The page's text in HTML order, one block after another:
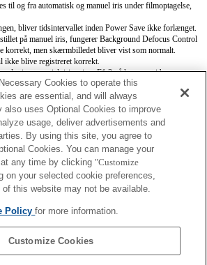
til og fra automatisk og manuel iris under filmoptagelse,
bliver tidsintervallet inden Power Save ikke forlænget.
på manuel iris, fungerer Background Defocus Control
korrekt, men skærmbilledet bliver vist som normalt.
ikke blive registreret korrekt.
i automatisk iris, vises F1,3 på kameraet i begge
Exif-værdi er F1,3.
iris, er den viste værdi på kameraet og den registrerede
faktiske blændeværdi anvendt til optagelse er F1,2.
iris, er den registrerede Exif-værdi F1,7, men den
til optagelse er F1,8.
iris, er den viste værdi på kameraet F1,7, men den
til optagelse er F1,8.
er indstillet på basis af 0,3 stop, er det ikke muligt
på F1,2 som en brugertilpasset holdeindstilling. Du
på F1,2, når eksponeringstrinet er indstillet på basis
er indstillet på basis af 0,3 stop, er det ikke muligt at
på F1,2 eller F1,3 fra Imaging Edge Mobile eller
(Remote).
Cookies to operate this
are essential, and will always
also uses Optional Cookies to improve
usage, deliver advertisements and
By using this site, you agree to
Cookies. You can manage your
any time by clicking "Customize
on your selected cookie preferences,
this website may not be available.
Policyfor more information.
Customize Cookies